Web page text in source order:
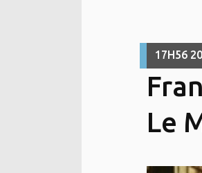
17H56 20
Le